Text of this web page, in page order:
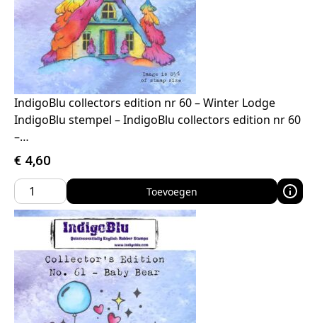
IndigoBlu collectors edition nr 60 – Winter Lodge
IndigoBlu stempel – IndigoBlu collectors edition nr 60
–…
€ 4,60
Toevoegen